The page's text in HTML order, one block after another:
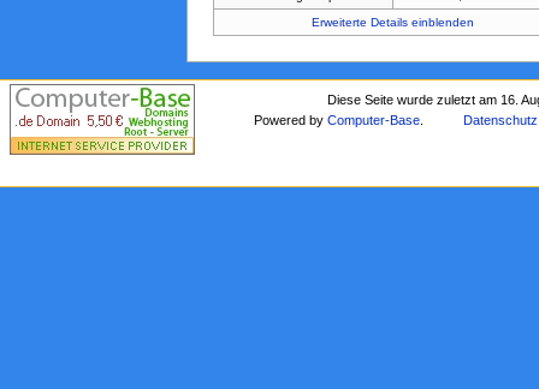
Erweiterte Details einblenden
Diese Seite wurde zuletzt am 16.
Powered byComputer-Base Datenschutz